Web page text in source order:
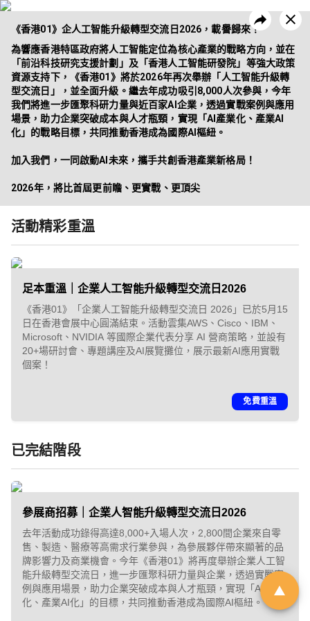
昔日活動 企業方案
「01親子最愛生活品牌大
由於市場上針對幼兒階段的產品與
服務日趨多元，父母在決策時便需
依賴具備公信力的客觀指標作為參
將舉辦第6屆「01親子最愛生活品牌
大獎」，旨在發掘並表彰於創新、
服務質素或社會責任上具傑出表現
的親子品牌。
立即登記
《香港01》企人工智能升級轉型交流日2026，載譽歸來！
為響應香港特區政府將人工智能定位為核心產業的戰略方向，並在
「前沿科技研究支援計劃」及「香港人工智能研發院」等強大政策
資源支持下，《香港01》將於2026年再次舉辦「人工智能升級轉
型交流日」，並全面升級。繼去年成功吸引8,000人次參與，今年
我們將進一步匯聚科研力量與近百家AI企業，透過實戰案例與應用
場景，助力企業突破成本與人才瓶頸，實現「AI產業化、產業AI
化」的戰略目標，共同推動香港成為國際AI樞紐。
加入我們，一同啟動AI未來，攜手共創香港產業新格局！
2026年，將比首屆更前瞻、更實戰、更頂尖
活動精彩重溫
足本重溫｜企業人工智能升級轉型交流日2026
《香港01》「企業人工智能升級轉型交流日 2026」已於5月15
日在香港會展中心圓滿結束。活動雲集AWS、Cisco、IBM、
Microsoft、NVIDIA 等國際企業代表分享 AI 營商策略，並設有
20+場研討會、專題講座及AI展覽攤位，展示最新AI應用實戰
個案！
免費重溫
已完結階段
參展商招募｜企業人智能升級轉型交流日2026
去年活動成功錄得高達8,000+入場人次，2,800間企業來自零
售、製造、醫療等高需求行業參與，為參展夥伴帶來顯著的品
牌影響力及商業機會。今年《香港01》將再度舉辦企業人工智
能升級轉型交流日，進一步匯聚科研力量與企業，透過實戰案
例與應用場景，助力企業突破成本與人才瓶頸，實現「AI產業
化、產業AI化」的目標，共同推動香港成為國際AI樞紐。